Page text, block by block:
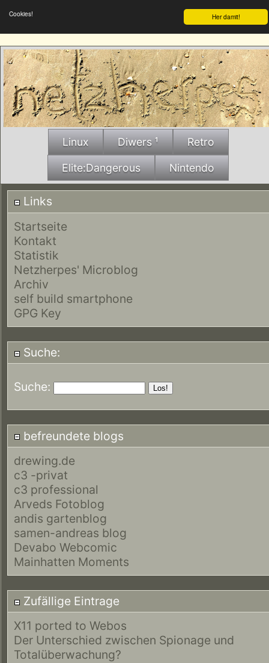
Her damit!
Cookies!
Linux Diwers ¹ Retro
Elite:Dangerous Nintendo
Links
Startseite
Kontakt
Statistik
Netzherpes' Microblog
Archiv
self build smartphone
GPG Key
Suche:
Suche:
befreundete blogs
drewing.de
c3 -privat
c3 professional
Arveds Fotoblog
andis gartenblog
samen-andreas blog
Devabo Webcomic
Mainhatten Moments
Zufällige Eintrage
X11 ported to Webos
Der Unterschied zwischen Spionage und
Totalüberwachung?